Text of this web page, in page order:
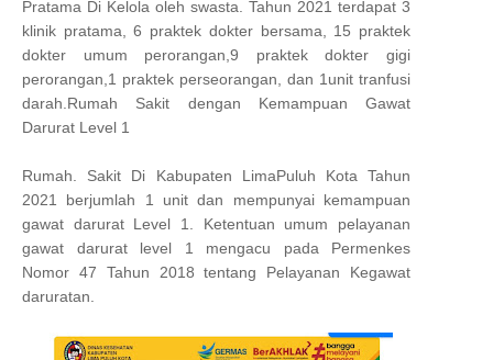
Pratama Di Kelola oleh swasta. Tahun 2021 terdapat 3
klinik pratama, 6 praktek dokter bersama, 15 praktek
dokter umum perorangan,9 praktek dokter gigi
perorangan,1 praktek perseorangan, dan 1unit tranfusi
darah.Rumah Sakit dengan Kemampuan Gawat
Darurat Level 1
Rumah. Sakit Di Kabupaten LimaPuluh Kota Tahun
2021 berjumlah 1 unit dan mempunyai kemampuan
gawat darurat Level 1. Ketentuan umum pelayanan
gawat darurat level 1 mengacu pada Permenkes
Nomor 47 Tahun 2018 tentang Pelayanan Kegawat
daruratan.